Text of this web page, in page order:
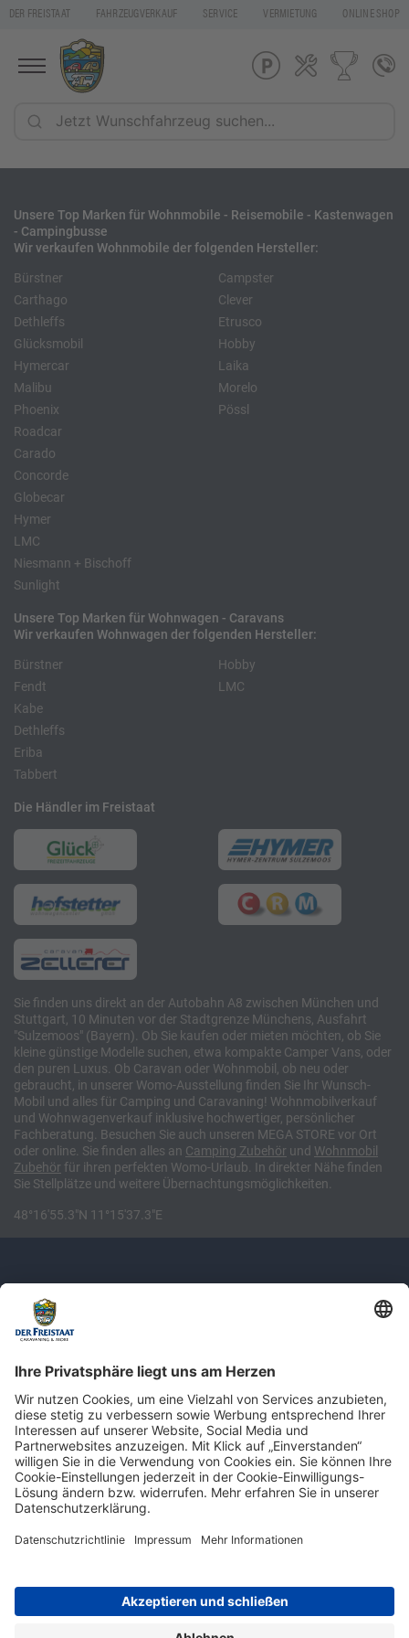
DER FREISTAAT FAHRZEUGVERKAUF SERVICE VERMIETUNG ONLINE SHOP
Unsere Top Marken für Wohnmobile - Reisemobile - Kastenwagen
- Campingbusse
Wir verkaufen Wohnmobile der folgenden Hersteller:
Bürstner
Carthago
Dethleffs
Glücksmobil
Hymercar
Malibu
Phoenix
Roadcar
Campster
Clever
Etrusco
Hobby
Laika
Morelo
Pössl
Carado
Concorde
Globecar
Hymer
LMC
Niesmann + Bischoff
Sunlight
Unsere Top Marken für Wohnwagen - Caravans
Wir verkaufen Wohnwagen der folgenden Hersteller:
Bürstner
Fendt
Kabe
Hobby
LMC
Dethleffs
Eriba
Tabbert
Die Händler im Freistaat
Sie finden uns direkt an der Autobahn A8 zwischen München und
Stuttgart, 10 Minuten vor der Stadtgrenze Münchens, Ausfahrt
"Sulzemoos" (Bayern). Ob Sie kaufen oder mieten möchten, ob Sie
kleine günstige Modelle suchen, etwa kompakte Camper Vans, oder
den puren Luxus. Ob Caravan oder Wohnmobil, ob neu oder
gebraucht, in unserer Womo-Ausstellung finden Sie Ihr Wunsch-
Mobil und alles für Camping und Caravaning! Wohnmobilverkauf
und Wohnwagenverkauf inklusive hochwertiger, persönlicher
Fachberatung. Besuchen Sie auch unseren MEGA STORE vor Ort
oder online. Sie finden alles an Camping Zubehör und Wohnmobil
Zubehör für ihren perfekten Womo-Urlaub. In direkter Nähe finden
Sie Stellplätze und weitere Übernachtungsmöglichkeiten.
48°16'55.3"N 11°15'37.3"E
Newsletter: Jetzt auf
shop.derfreistaat.de anmelden und
einen 5€ Gutschein für unseren Online-
Shop erhalten!*
Impressum Datenschutz Barrierefreiheit